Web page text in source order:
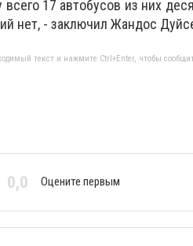
17 автобусов из них
нет, - заключил Жандос
текст и нажмите Ctrl+Enter, чтобы
0,0 Оцените первым